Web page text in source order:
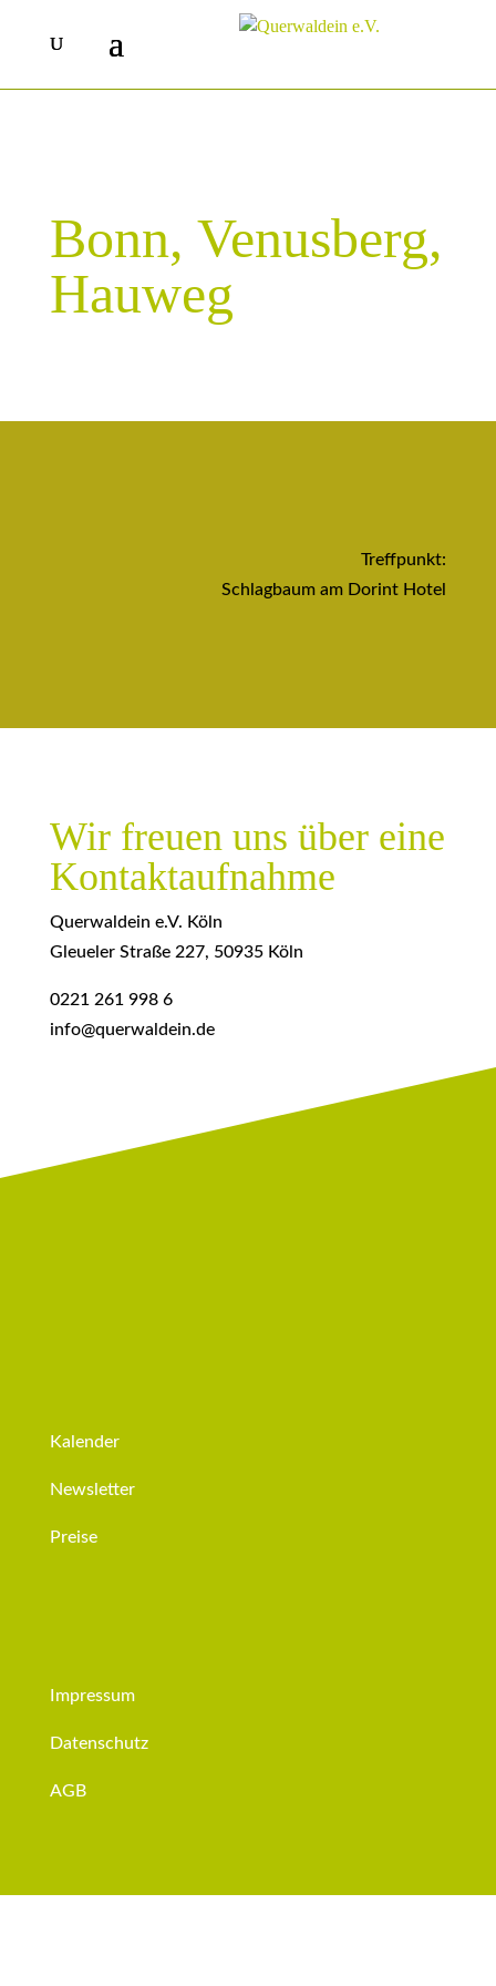
Bonn, Venusberg,
Hauweg
Treffpunkt:
Schlagbaum am Dorint Hotel
Wir freuen uns über eine
Kontaktaufnahme
Querwaldein e.V. Köln
Gleueler Straße 227, 50935 Köln
0221 261 998 6
info@querwaldein.de
Kalender
Newsletter
Preise
Impressum
Datenschutz
AGB